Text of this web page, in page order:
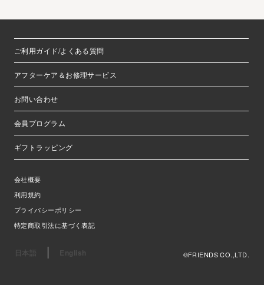
ご利用ガイド/よくある質問
アフターケア＆お修理サービス
お問い合わせ
会員プログラム
ギフトラッピング
会社概要
利用規約
プライバシーポリシー
特定商取引法に基づく表記
日本語 English ©FRIENDS CO.,LTD.